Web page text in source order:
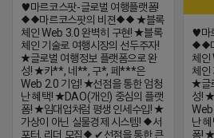
♥마르코스팟-글로벌 여행플랫폼!
◆◆마르코스팟의 비젼◆◆ ★블록
체인 Web 3.0 완벽히 구현! ★블록
체인 기술로 여행시장의 선두주자!
★글로벌 여행정보 플랫폼으로 완
성! ★카**, 네**, 구*, 페***은
Web 2.0 기업! ★선점을 통한 엄청
난 혜택! ★DAO(개인) 중심의 플랫
폼! ★임대업처럼 평생 인세수입! ★
가상이 아닌 실물경제 시스템! ◆서
포터, 리더 모집◆ ✔선점을 통한 큰
♥마
◆◆
체인
체인
★글
성!
Web
난
폼!